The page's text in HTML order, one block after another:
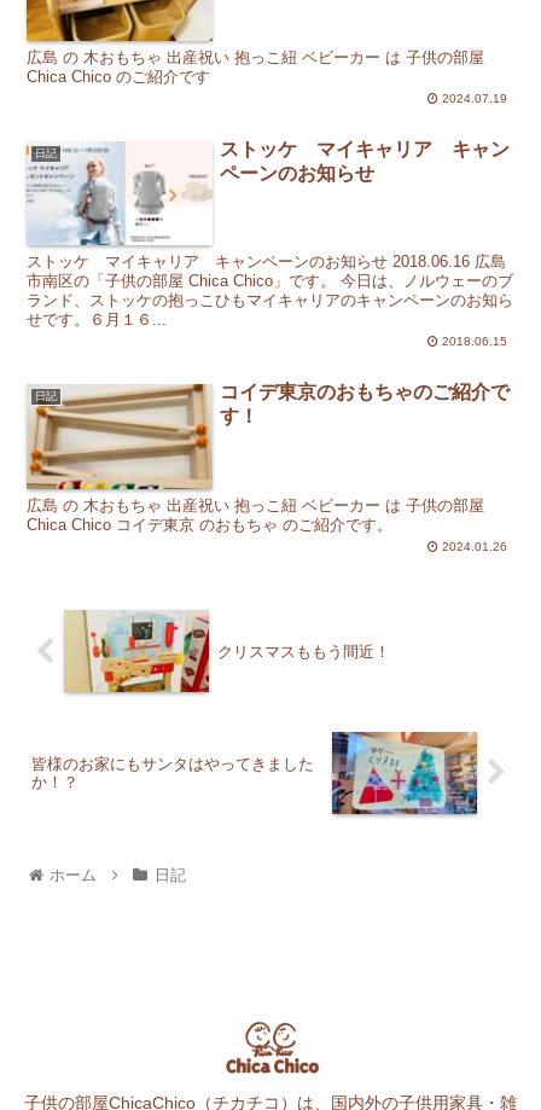
広島 の 木おもちゃ 出産祝い 抱っこ紐 ベビーカー は 子供の部屋
Chica Chico のご紹介です
2024.07.19
日記
ストッケ マイキャリア キャン
ペーンのお知らせ
ストッケ マイキャリア キャンペーンのお知らせ 2018.06.16 広島
市南区の「子供の部屋 Chica Chico」です。 今日は、ノルウェーのブ
ランド、ストッケの抱っこひもマイキャリアのキャンペーンのお知ら
せです。６月１６...
2018.06.15
日記
コイデ東京のおもちゃのご紹介で
す！
広島 の 木おもちゃ 出産祝い 抱っこ紐 ベビーカー は 子供の部屋
Chica Chico コイデ東京 のおもちゃ のご紹介です。
2024.01.26
クリスマスももう間近！
皆様のお家にもサンタはやってきました
か！？
ホーム 日記
子供の部屋ChicaChico（チカチコ）は、国内外の子供用家具・雑